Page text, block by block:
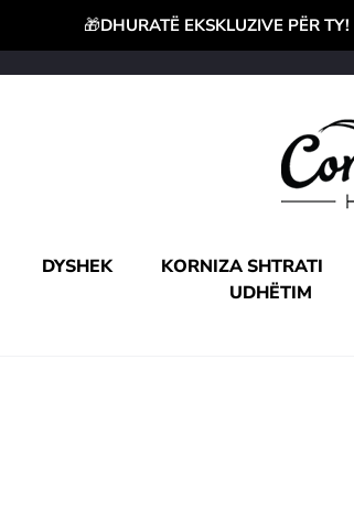
🎁DHURATË EKSKLUZIVE PËR TY!
DYSHEK KORNIZA SHTRATI
UDHËTIM